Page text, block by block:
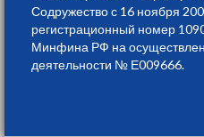
Содружество с 16 ноября
регистрационный номер
Минфина РФ на
деятельности № Е009666.